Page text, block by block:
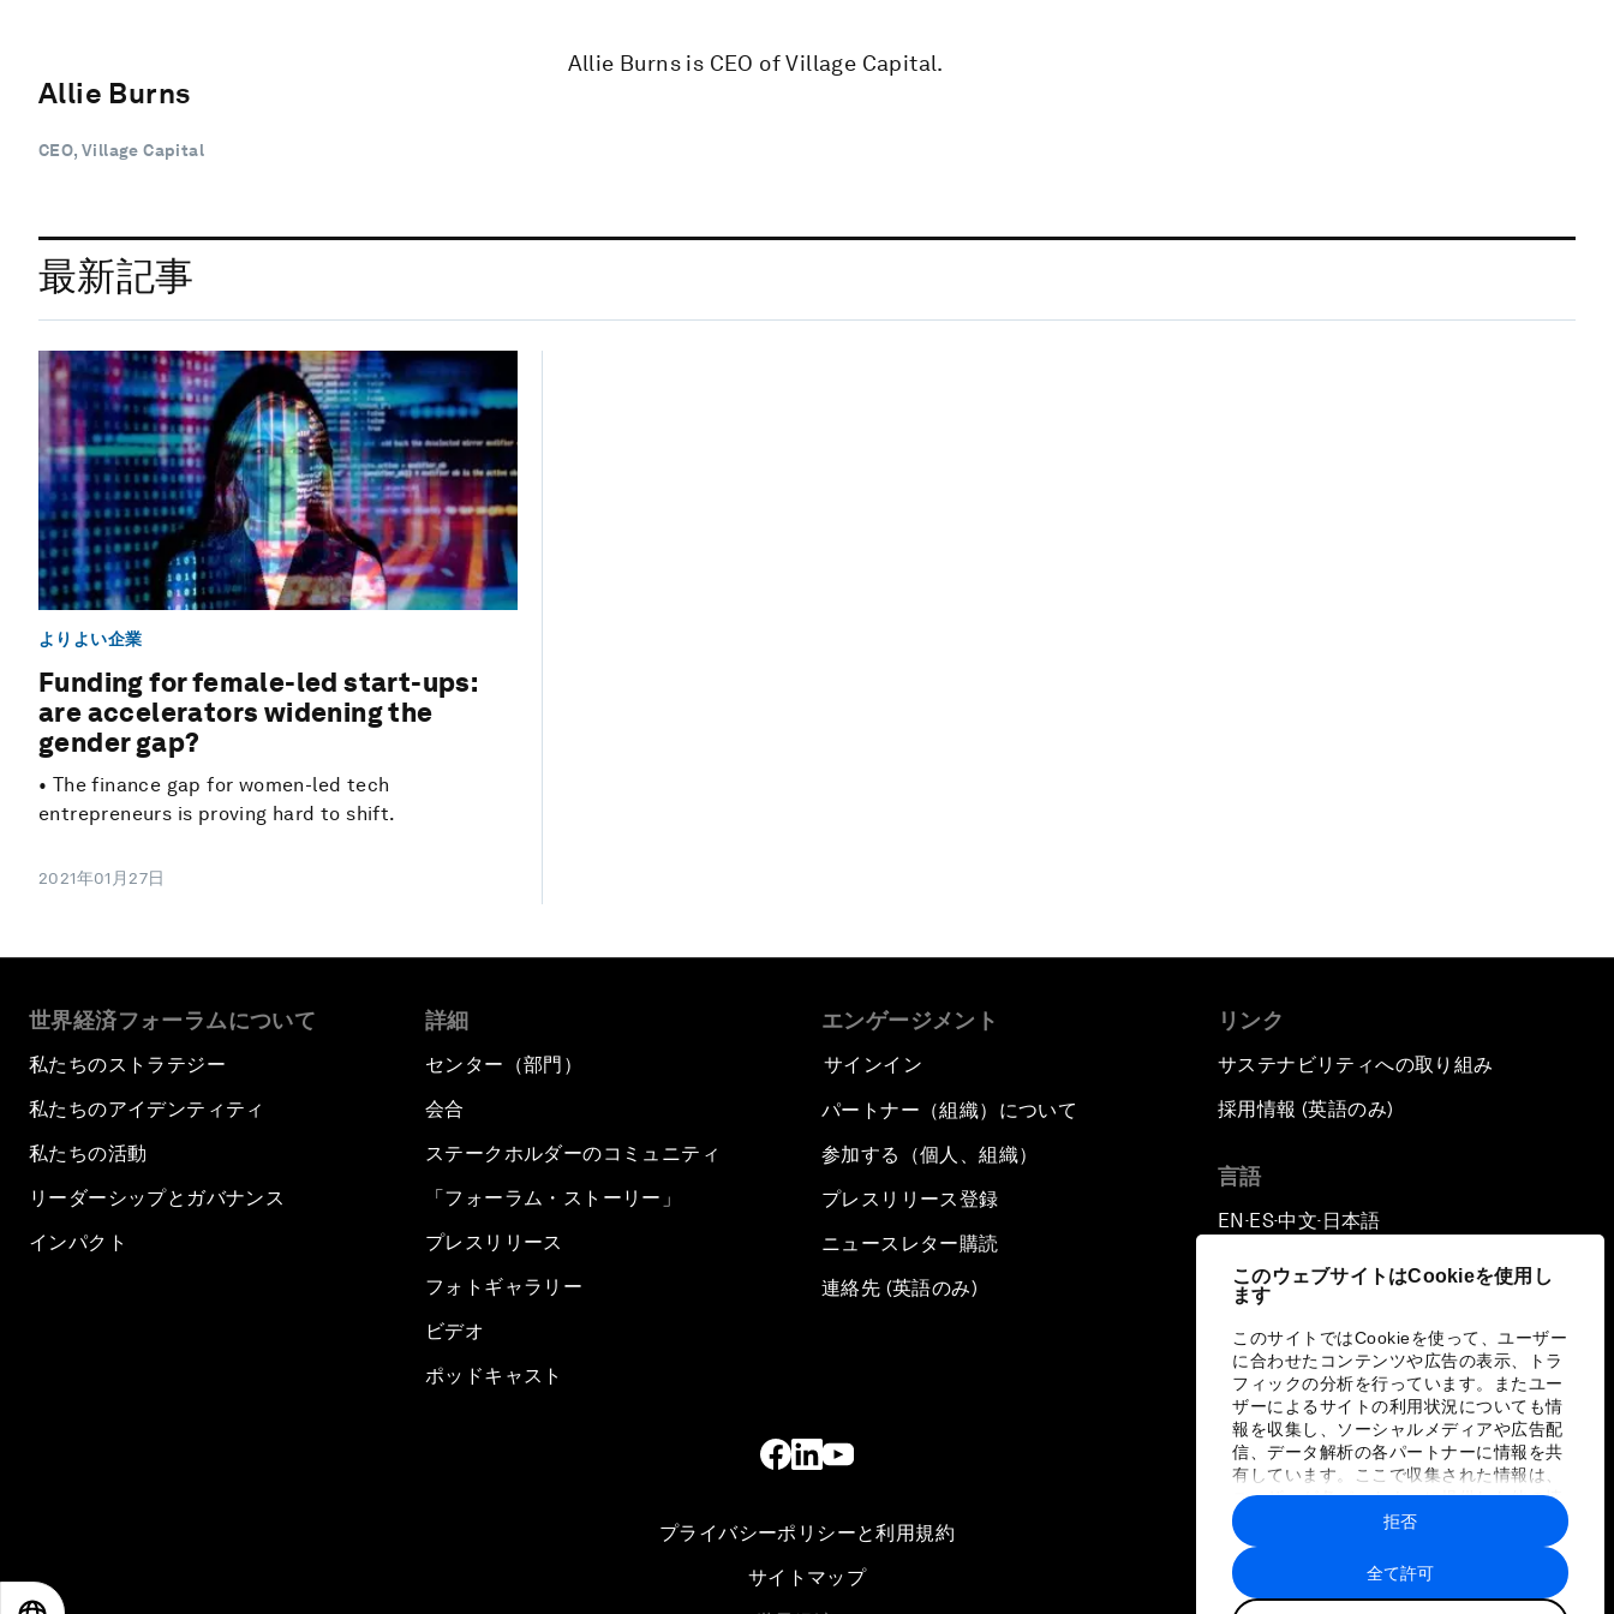
このウェブサイトはCookieを使用し
ます
このサイトではCookieを使って、ユーザー
に合わせたコンテンツや広告の表示、トラ
フィックの分析を行っています。またユー
ザーによるサイトの利用状況についても情
報を収集し、ソーシャルメディアや広告配
信、データ解析の各パートナーに情報を共
有しています。ここで収集された情報は、
ユーザーが各パートナーに提供した他の情
報や各パートナーのサービスを使用した際
に収集された情報と組み合わされ、各パー
トナーによって使用されることがありま
す。
全て許可
拒否
Allie Burns
CEO, Village Capital
Allie Burns is CEO of Village Capital.
最新記事
よりよい企業
Funding for female-led start-ups:
are accelerators widening the
gender gap?
• The finance gap for women-led tech
entrepreneurs is proving hard to shift.
2021年01月27日
世界経済フォーラムについて
私たちのストラテジー
私たちのアイデンティティ
私たちの活動
リーダーシップとガバナンス
インパクト
詳細
センター（部門）
会合
ステークホルダーのコミュニティ
「フォーラム・ストーリー」
プレスリリース
フォトギャラリー
ビデオ
ポッドキャスト
エンゲージメント
サインイン
パートナー（組織）について
参加する（個人、組織）
プレスリリース登録
ニュースレター購読
連絡先 (英語のみ)
リンク
サステナビリティへの取り組み
採用情報 (英語のみ)
言語
EN ▪ ES▪中文▪ 日本語
プライバシーポリシーと利用規約
サイトマップ